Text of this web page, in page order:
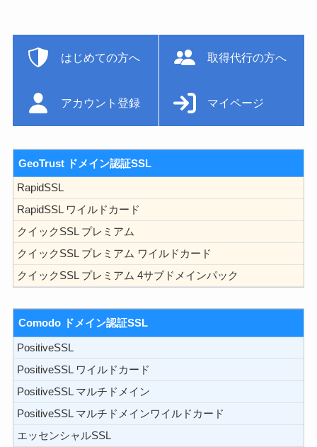
はじめての方へ 取得代行の方へ
アカウント登録 マイページ
GeoTrust ドメイン認証SSL
RapidSSL
RapidSSL ワイルドカード
クイックSSL プレミアム
クイックSSL プレミアム ワイルドカード
クイックSSL プレミアム 4サブドメインパック
Comodo ドメイン認証SSL
PositiveSSL
PositiveSSL ワイルドカード
PositiveSSL マルチドメイン
PositiveSSL マルチドメインワイルドカード
エッセンシャルSSL